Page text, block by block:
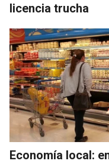
licencia trucha
Economía local: